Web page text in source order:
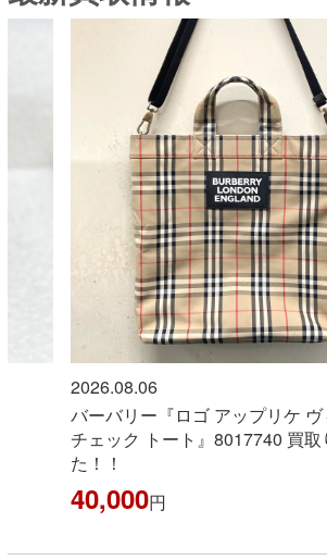
2026.08.06
バーバリー『ロゴ アップリケ
チェック トート』8017740 買取
た！！
40,000円